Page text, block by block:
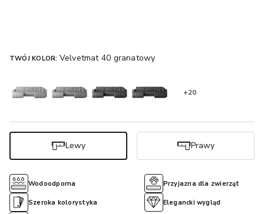
TWÓJ KOLOR: Velvetmat 40 granatowy
Wodoodporna Przyjazna dla zwierząt
Szeroka kolorystyka Elegancki wygląd
+20
Lewy Prawy